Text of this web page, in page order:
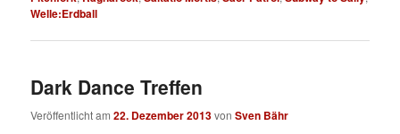
Welle:Erdball
Dark Dance Treffen
Veröffentlicht am22. Dezember 2013vonSven Bähr